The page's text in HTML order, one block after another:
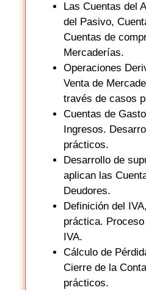
Las Cuentas del
del Pasivo,
Cuentas de
Mercaderías.
Operaciones
Venta de
través de casos
Cuentas de
Ingresos.
prácticos.
Desarrollo de
aplican las
Deudores.
Definición del
práctica.
IVA.
Cálculo de
Cierre de la
prácticos.